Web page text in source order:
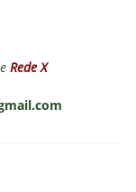
e Rede X